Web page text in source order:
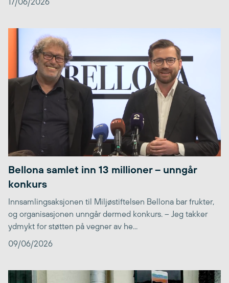
Bellona samlet inn 13 millioner – unngår
konkurs
Innsamlingsaksjonen til Miljøstiftelsen Bellona bar frukter,
og organisasjonen unngår dermed konkurs. – Jeg takker
ydmykt for støtten på vegner av he...
09/06/2026